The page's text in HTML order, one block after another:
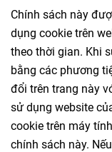
Chính sách này
dụng cookie trên
theo thời gian. Khi
bằng các phương
đổi trên trang này
sử dụng website
cookie trên máy
chính sách này.